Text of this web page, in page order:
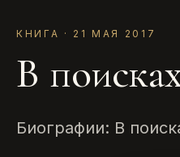
КНИГА · 21 МАЯ 2017
В
Биографии: В